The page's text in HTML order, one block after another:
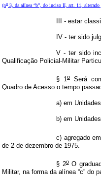
(no 3, da alínea “b”, do inciso II, art. 11, alterado
III - estar
IV - ter sido
V - ter sido
Qualificação Policial-Militar
§ 1oSerá
Quadro de Acesso o tempo
a) em
b) em
c) agregado
de 2 de dezembro de 1975.
§ 2oO
Militar, na forma da alínea “c” do